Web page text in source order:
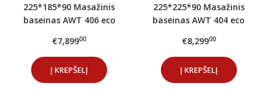
225*185*90 Masažinis
baseinas AWT 406 eco
Black
€7,89900
Į KREPŠELĮ
225*225*90 Masažinis
baseinas AWT 404 eco
Blue
€8,29900
Į KREPŠELĮ